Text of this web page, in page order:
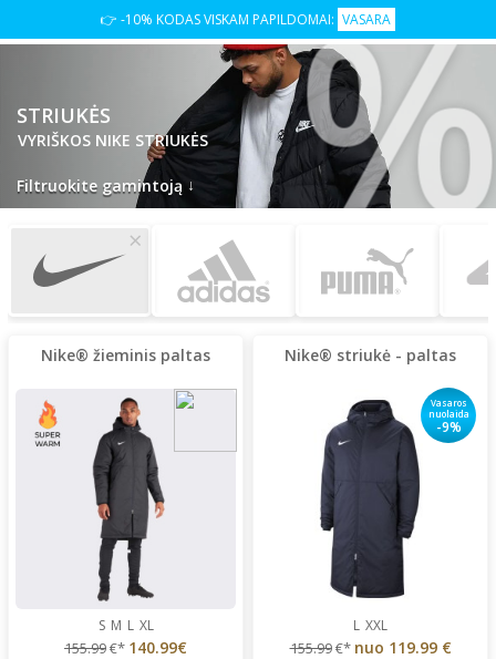
👉 -10% KODAS VISKAM PAPILDOMAI: VASARA
Filtruokite gamintoją ↓
STRIUKĖS
VYRIŠKOS NIKE STRIUKĖS %
×
Nike® žieminis paltas
S M L XL
155.99€* 140.99€
Nike® striukė - paltas
Vasaros
nuolaida
-9%
L XXL
155.99€* nuo 119.99 €